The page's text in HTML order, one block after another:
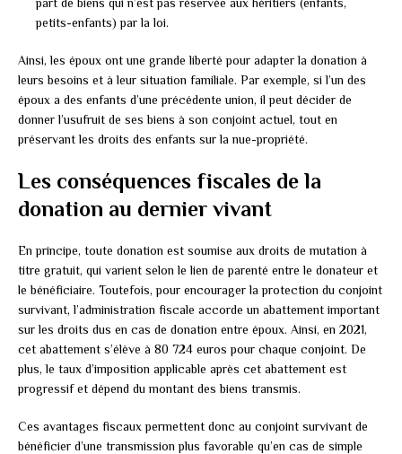
petits-enfants) par la loi.
Ainsi, les époux ont une grande liberté pour adapter la donation à
leurs besoins et à leur situation familiale. Par exemple, si l’un des
époux a des enfants d’une précédente union, il peut décider de
donner l’usufruit de ses biens à son conjoint actuel, tout en
préservant les droits des enfants sur la nue-propriété.
Les conséquences fiscales de la
donation au dernier vivant
En principe, toute donation est soumise aux droits de mutation à
titre gratuit, qui varient selon le lien de parenté entre le donateur et
le bénéficiaire. Toutefois, pour encourager la protection du conjoint
survivant, l’administration fiscale accorde un abattement important
sur les droits dus en cas de donation entre époux. Ainsi, en 2021,
cet abattement s’élève à 80 724 euros pour chaque conjoint. De
plus, le taux d’imposition applicable après cet abattement est
progressif et dépend du montant des biens transmis.
Ces avantages fiscaux permettent donc au conjoint survivant de
bénéficier d’une transmission plus favorable qu’en cas de simple